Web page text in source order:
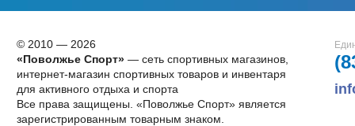
© 2010 — 2026
«Поволжье Спорт»— сеть спортивных магазинов,
интернет-магазин спортивных товаров и инвентаря
для активного отдыха и спорта
Все права защищены. «Поволжье Спорт» является
зарегистрированным товарным знаком.